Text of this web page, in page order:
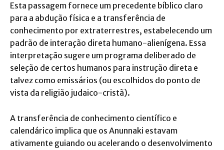
Esta passagem fornece um precedente bíblico claro
para a abdução física e a transferência de
conhecimento por extraterrestres, estabelecendo um
padrão de interação direta humano-alienígena. Essa
interpretação sugere um programa deliberado de
seleção de certos humanos para instrução direta e
talvez como emissários (ou escolhidos do ponto de
vista da religião judaico-cristã).
A transferência de conhecimento científico e
calendárico implica que os Anunnaki estavam
ativamente guiando ou acelerando o desenvolvimento